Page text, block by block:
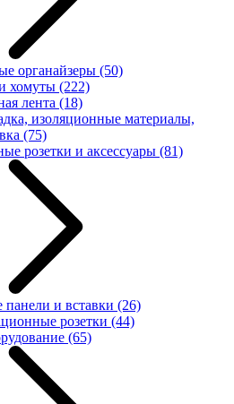
органайзеры (50)
хомуты (222)
лента (18)
изоляционные материалы,
(75)
розетки и аксессуары (81)
и вставки (26)
розетки (44)
(65)